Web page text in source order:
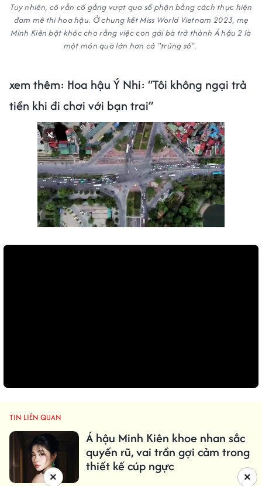
Tuy nhiên, cô vẫn cố gắng vượt qua số phận bằng cách thực hiện
đam mê thi hoa hậu. Ở chung kết Miss World Vietnam 2023, mẹ
Minh Kiên bật khóc cho rằng việc con gái bà trở thành Á hậu 2 là
một món quà lớn hơn cả "trúng số".
xem thêm: Hoa hậu Ý Nhi: “Tôi không ngại trả
tiền khi đi chơi với bạn trai”
TIN LIÊN QUAN
Á hậu Minh Kiên khoe nhan sắc
quyến rũ, vai trần gợi cảm trong
thiết kế cúp ngực
×
×